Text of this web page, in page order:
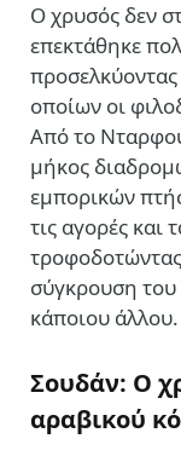
Ο χρυσός δεν
επεκτάθηκε
οποίων οι
Από το
μήκος
εμπορικών
τις αγορές και
σύγκρουση του
κάποιου άλλου.
Σουδάν: Ο
αραβικού